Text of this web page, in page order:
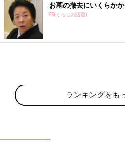
お墓の撤去にいくらか
PR(くらしの話題)
ランキングをも